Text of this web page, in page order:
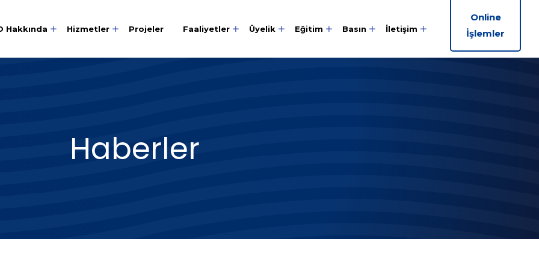
Hakkında Hizmetler Projeler Faaliyetler Üyelik Eğitim Basın İletişim
Online
İşlemler
Haberler